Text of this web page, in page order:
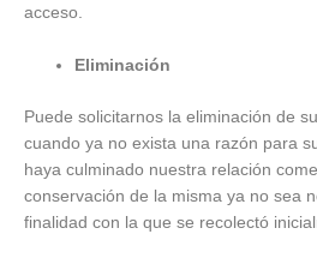
acceso.
Eliminación
Puede solicitarnos la eliminación de
cuando ya no exista una razón para
haya culminado nuestra relación
conservación de la misma ya no sea
finalidad con la que se recolectó